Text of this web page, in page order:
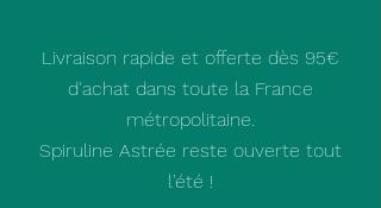
Livraison rapide et offerte dès 95€
d'achat dans toute la France
métropolitaine.
Spiruline Astrée reste ouverte tout
l'été !